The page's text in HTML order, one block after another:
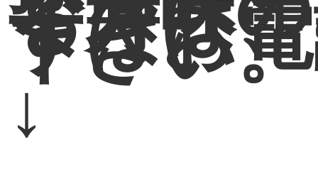
る方は
ずはお
下さい。
↓